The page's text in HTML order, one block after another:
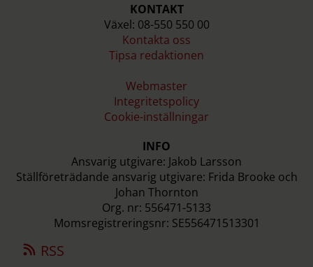
KONTAKT
Växel: 08-550 550 00
Kontakta oss
Tipsa redaktionen
Webmaster
Integritetspolicy
Cookie-inställningar
INFO
Ansvarig utgivare: Jakob Larsson
Ställföreträdande ansvarig utgivare: Frida Brooke och
Johan Thornton
Org. nr: 556471-5133
Momsregistreringsnr: SE556471513301
RSS